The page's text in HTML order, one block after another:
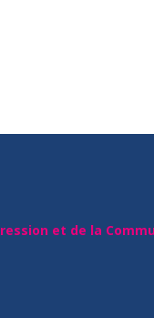
et de la